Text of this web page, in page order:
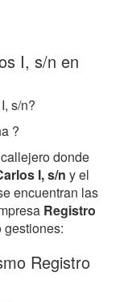
I, s/n en
s/n?
?
donde
I, s/n y el
encuentran las
Registro
gestiones:
Registro